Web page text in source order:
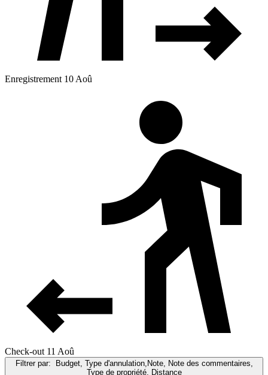
Enregistrement 10 Aoû
Check-out 11 Aoû
Filtrer par: Budget, Type d'annulation,Note, Note des commentaires,
Type de propriété, Distance